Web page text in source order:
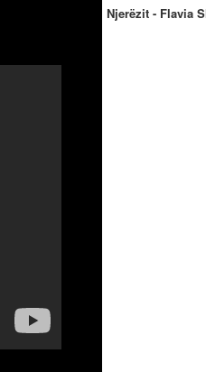
Njerëzit - Flavia